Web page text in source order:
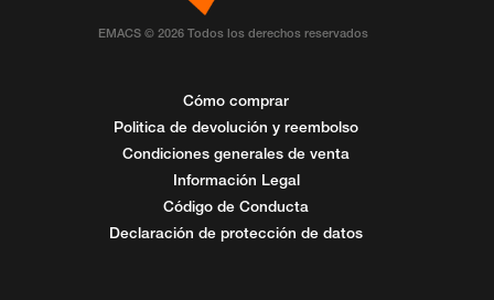
EMACS © 2026 Todos los derechos reservados
Cómo comprar
Politica de devolución y reembolso
Condiciones generales de venta
Información Legal
Código de Conducta
Declaración de protección de datos